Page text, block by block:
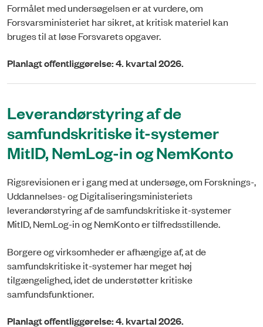
Formålet med undersøgelsen er at vurdere, om
Forsvarsministeriet har sikret, at kritisk materiel kan
bruges til at løse Forsvarets opgaver.
Planlagt offentliggørelse: 4. kvartal 2026.
Leverandørstyring af de
samfundskritiske it-systemer
MitID, NemLog-in og NemKonto
Rigsrevisionen er i gang med at undersøge, om Forsknings-,
Uddannelses- og Digitaliseringsministeriets
leverandørstyring af de samfundskritiske it-systemer
MitID, NemLog-in og NemKonto er tilfredsstillende.
Borgere og virksomheder er afhængige af, at de
samfundskritiske it-systemer har meget høj
tilgængelighed, idet de understøtter kritiske
samfundsfunktioner.
Planlagt offentliggørelse: 4. kvartal 2026.